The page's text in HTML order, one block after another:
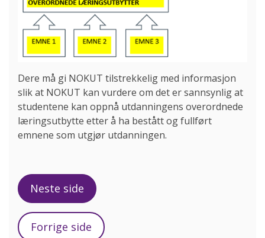
Dere må gi NOKUT tilstrekkelig med informasjon
slik at NOKUT kan vurdere om det er sannsynlig at
studentene kan oppnå utdanningens overordnede
læringsutbytte etter å ha bestått og fullført
emnene som utgjør utdanningen.
Neste side
Forrige side